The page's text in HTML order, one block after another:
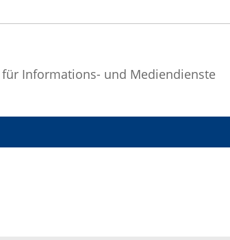
Informations- und Mediendienste